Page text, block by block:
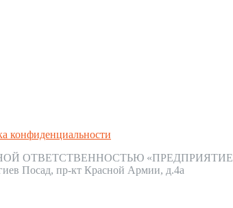
конфиденциальности
ОТВЕТСТВЕННОСТЬЮ
Посад, пр-кт Красной Армии, д.4а